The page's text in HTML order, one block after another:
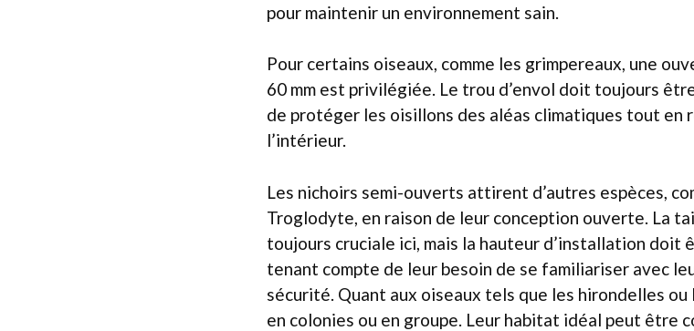
pour maintenir un environnement sain.
Pour certains oiseaux, comme les grimpereaux, une
60 mm est privilégiée. Le trou d’envol doit toujours
de protéger les oisillons des aléas climatiques tout en
l’intérieur.
Les nichoirs semi-ouverts attirent d’autres espèces,
Troglodyte, en raison de leur conception ouverte. La
toujours cruciale ici, mais la hauteur d’installation doit
tenant compte de leur besoin de se familiariser avec
sécurité. Quant aux oiseaux tels que les hirondelles
en colonies ou en groupe. Leur habitat idéal peut être